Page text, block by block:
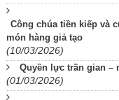
Công chúa tiền kiếp và
món hàng giả tạo
(10/03/2026)
Quyền lực trần gian –
(01/03/2026)